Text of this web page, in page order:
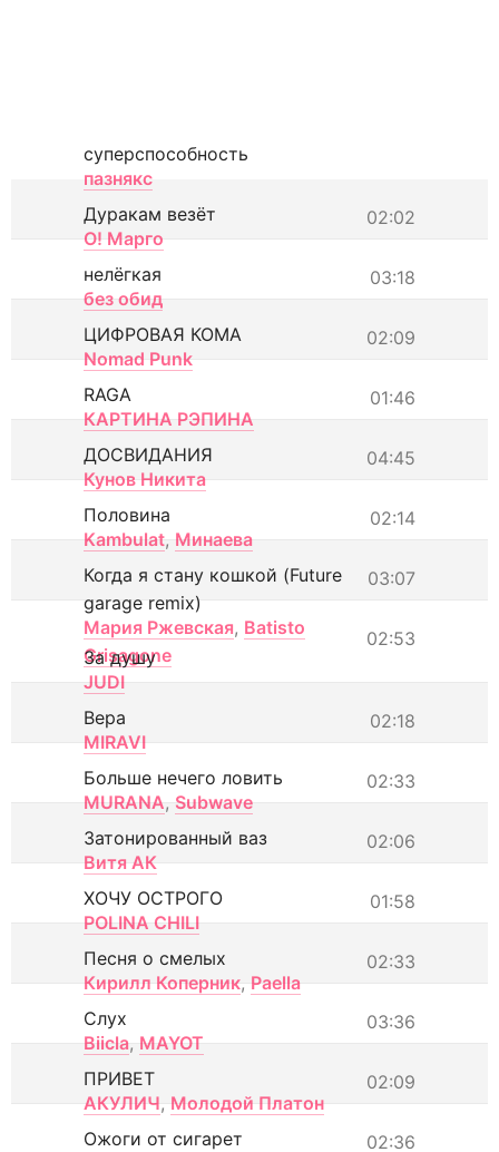
суперспособность
пазнякс
02:02
Дуракам везёт
О! Марго
03:18
нелёгкая
без обид
02:09
ЦИФРОВАЯ КОМА
Nomad Punk
01:46
RAGA
КАРТИНА РЭПИНА
04:45
ДОСВИДАНИЯ
Кунов Никита
02:14
Половина
Kambulat, Минаева
03:07
Когда я стану кошкой (Future
garage remix)
Мария Ржевская, Batisto
Grisagone
02:53
За душу
JUDI
02:18
Вера
MIRAVI
02:33
Больше нечего ловить
MURANA, Subwave
02:06
Затонированный ваз
Витя АК
01:58
ХОЧУ ОСТРОГО
POLINA CHILI
02:33
Песня о смелых
Кирилл Коперник, Paella
03:36
Слух
Biicla, MAYOT
02:09
ПРИВЕТ
АКУЛИЧ, Молодой Платон
02:36
Ожоги от сигарет